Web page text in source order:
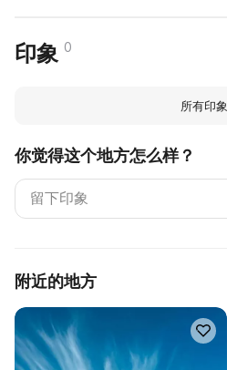
印象 0
所有印象
你觉得这个地方怎么样？
附近的地方